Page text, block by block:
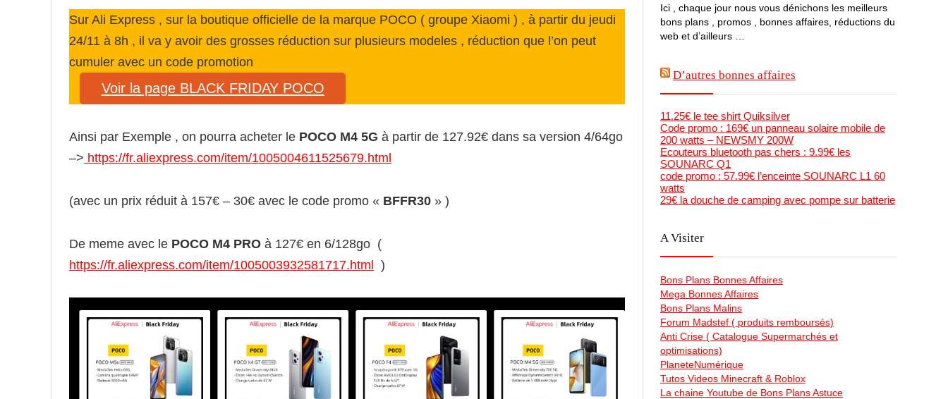
Sur Ali Express , sur la boutique officielle de la marque POCO ( groupe Xiaomi ) , à partir du jeudi
24/11 à 8h , il va y avoir des grosses réduction sur plusieurs modeles , réduction que l’on peut
cumuler avec un code promotion
Voir la page BLACK FRIDAY POCO
Ainsi par Exemple , on pourra acheter le POCO M4 5G à partir de 127.92€ dans sa version 4/64go
–> https://fr.aliexpress.com/item/1005004611525679.html
(avec un prix réduit à 157€ – 30€ avec le code promo « BFFR30 » )
De meme avec le POCO M4 PRO à 127€ en 6/128go (
https://fr.aliexpress.com/item/1005003932581717.html )
Ici , chaque jour nous vous dénichons les meilleurs
bons plans , promos , bonnes affaires, réductions du
web et d’ailleurs …
D’autres bonnes affaires
11.25€ le tee shirt Quiksilver
Code promo : 169€ un panneau solaire mobile de
200 watts – NEWSMY 200W
Ecouteurs bluetooth pas chers : 9.99€ les
SOUNARC Q1
code promo : 57.99€ l’enceinte SOUNARC L1 60
watts
29€ la douche de camping avec pompe sur batterie
A Visiter
Bons Plans Bonnes Affaires
Mega Bonnes Affaires
Bons Plans Malins
Forum Madstef ( produits remboursés)
Anti Crise ( Catalogue Supermarchés et
optimisations)
PlaneteNumérique
Tutos Videos Minecraft & Roblox
La chaine Youtube de Bons Plans Astuce